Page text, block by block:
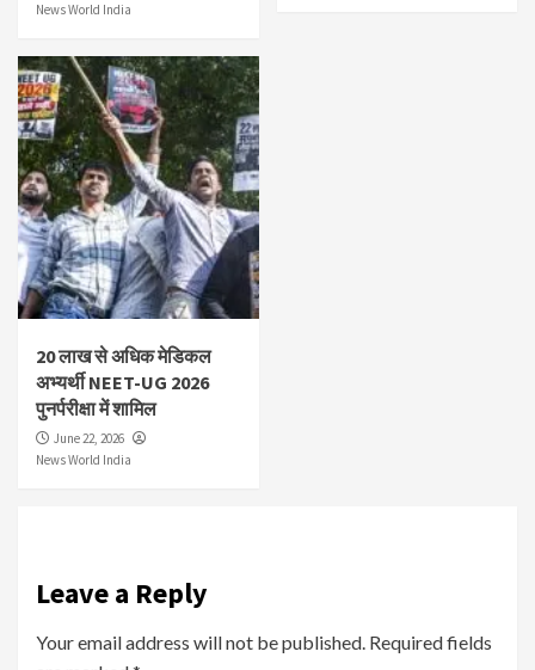
News World India
20 लाख से अधिक मेडिकल
अभ्यर्थी NEET-UG 2026
पुनर्परीक्षा में शामिल
June 22, 2026
News World India
Leave a Reply
Your email address will not be published. Required fields